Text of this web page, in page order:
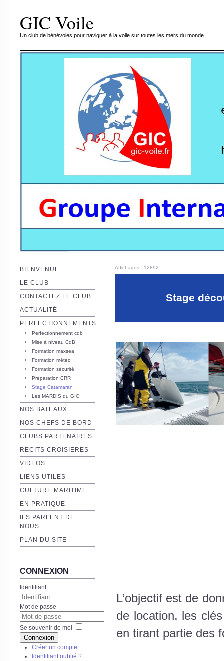
GIC Voile
Un club de bénévoles pour naviguer à la voile sur toutes les mers du monde
BIENVENUE
LE CLUB
CONTACTEZ LE CLUB
ACTUALITÉ
PERFECTIONNEMENTS
Perfectionnement cdb
Mise à niveau CdB
Formation maxsea
Formation météo
Formation sécurité
Préparation CRR
Stage Catamaran
Les MARDIS du GIC
NOS BATEAUX
NOS CHEFS DE BORD
CLUBS PARTENAIRES
RECITS CROISIERES
VIDEOS
LIENS UTILES
CULTURE MARITIME
EN PRATIQUE
ILS PARLENT DE
NOUS
PLAN DU SITE
CONNEXION
Identifiant
Mot de passe
Se souvenir de moi
Connexion
Créer un compte
Identifiant oublié ?
Affichages : 12892
Stage
L’objectif est de
de location, les
en tirant partie des